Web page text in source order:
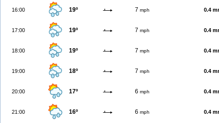
16:00 19º 7 mph 0.4
17:00 19º 7 mph 0.4
18:00 19º 7 mph 0.4
19:00 18º 7 mph 0.4
20:00 17º 6 mph 0.4
21:00 16º 6 mph 0.4